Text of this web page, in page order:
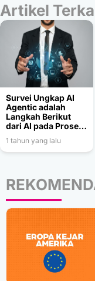
Artikel
Survei Ungkap AI
Agentic adalah
Langkah Berikut
dari AI pada Proses
1 tahun yang lalu